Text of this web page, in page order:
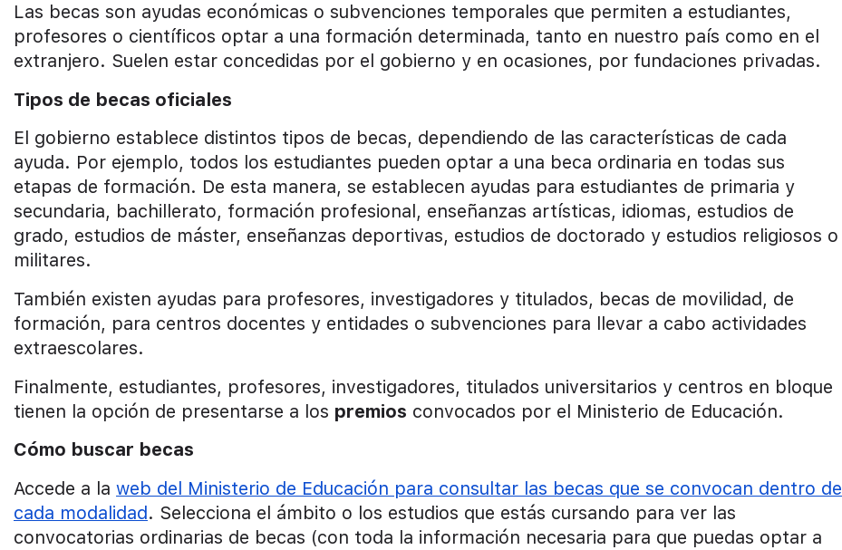
Las becas son ayudas económicas o subvenciones temporales que permiten a estudiantes,
profesores o científicos optar a una formación determinada, tanto en nuestro país como en el
extranjero. Suelen estar concedidas por el gobierno y en ocasiones, por fundaciones privadas.
Tipos de becas oficiales
El gobierno establece distintos tipos de becas, dependiendo de las características de cada
ayuda. Por ejemplo, todos los estudiantes pueden optar a una beca ordinaria en todas sus
etapas de formación. De esta manera, se establecen ayudas para estudiantes de primaria y
secundaria, bachillerato, formación profesional, enseñanzas artísticas, idiomas, estudios de
grado, estudios de máster, enseñanzas deportivas, estudios de doctorado y estudios religiosos o
militares.
También existen ayudas para profesores, investigadores y titulados, becas de movilidad, de
formación, para centros docentes y entidades o subvenciones para llevar a cabo actividades
extraescolares.
Finalmente, estudiantes, profesores, investigadores, titulados universitarios y centros en bloque
tienen la opción de presentarse a los premios convocados por el Ministerio de Educación.
Cómo buscar becas
Accede a la web del Ministerio de Educación para consultar las becas que se convocan dentro de
cada modalidad. Selecciona el ámbito o los estudios que estás cursando para ver las
convocatorias ordinarias de becas (con toda la información necesaria para que puedas optar a